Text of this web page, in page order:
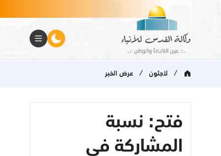
/ لاجئون / عرض الخبر
فتح: نسبة
المشاركة في